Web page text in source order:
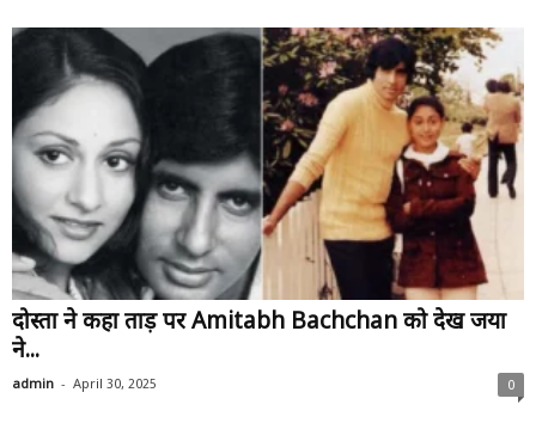
दोस्तों ने कहा ताड़ पर Amitabh Bachchan को देख जया
ने...
admin - April 30, 2025 0